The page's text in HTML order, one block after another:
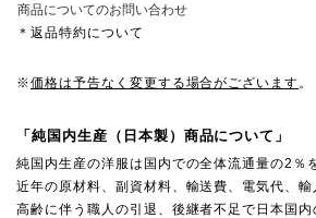
商品についてのお問い合わせ
＊返品特約について
※価格は予告なく変更する場合がございます。
「純国内生産（日本製）商品について」
純国内生産の洋服は国内での全体流通量の2％
近年の原材料、副資材料、輸送費、電気代、輸
高齢に伴う職人の引退、後継者不足で日本国